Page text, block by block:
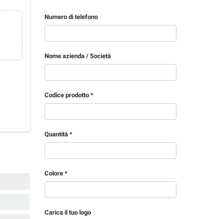
Numero di telefono
Nome azienda / Società
Codice prodotto *
Quantità *
Colore *
Carica il tuo logo